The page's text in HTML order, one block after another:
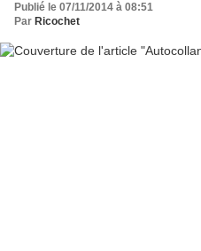
Publié le 07/11/2014 à 08:51
Par Ricochet